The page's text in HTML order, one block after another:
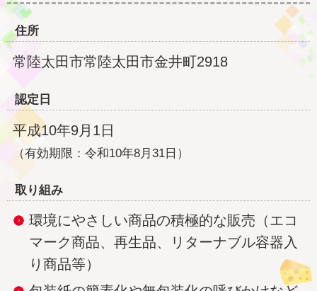
住所
常陸太田市常陸太田市金井町2918
認定日
平成10年9月1日
（有効期限：令和10年8月31日）
取り組み
環境にやさしい商品の積極的な販売（エコ
マーク商品、再生品、リターナブル容器入
り商品等）